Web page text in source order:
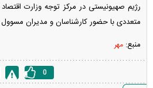
رژیم صهیونیستی در مرکز توجه وزارت
متعددی با حضور کارشناسان و مدیران مسوول
منبع: مهر
0